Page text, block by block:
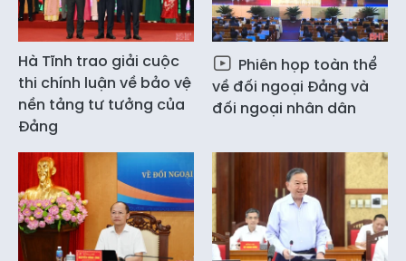
Hà Tĩnh trao giải cuộc
thi chính luận về bảo vệ
nền tảng tư tưởng của
Đảng
Phiên họp toàn thể
về đối ngoại Đảng và
đối ngoại nhân dân